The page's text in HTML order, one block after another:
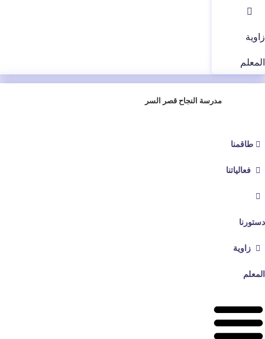
زاوية
المعلم
مدرسة النجاح قصر السر
طاقمنا
فعالياتنا
دستورنا
زاوية
المعلم